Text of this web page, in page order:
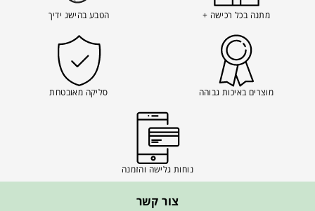
מתנה בכל רכישה + הטבע בהישג ידיך
מוצרים באיכות גבוהה סליקה מאובטחת
נוחות גלישה והזמנה
צור קשר